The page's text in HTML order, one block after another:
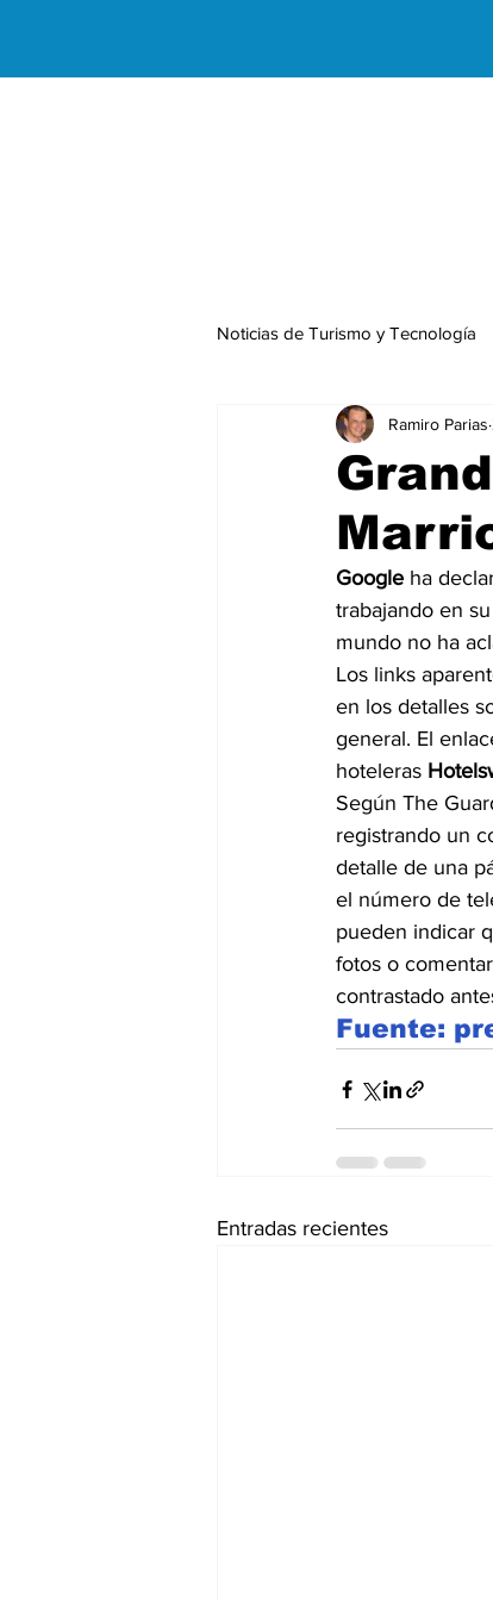
Noticias de Turismo y Tecnología
Negocios Internacionales
Ramiro Parias
Google ha
trabajando en
mundo no ha
Los links
en los detalles
general. El
hoteleras
Según The
registrando un
detalle de una
el número de
pueden indicar
fotos o
contrastado
Fuente:
Entradas recientes